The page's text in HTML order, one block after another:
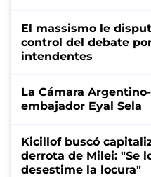
El massismo le
control del debate
intendentes
La Cámara
embajador Eyal Sela
Kicillof buscó
derrota de Milei: "Se
desestime la locura"